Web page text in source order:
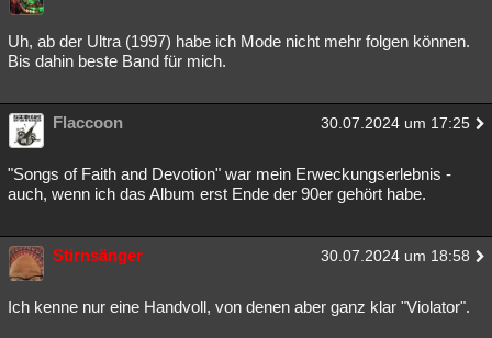
Uh, ab der Ultra (1997) habe ich Mode nicht mehr folgen können.
Bis dahin beste Band für mich.
Flaccoon 30.07.2024 um 17:25
"Songs of Faith and Devotion" war mein Erweckungserlebnis -
auch, wenn ich das Album erst Ende der 90er gehört habe.
Stirnsänger 30.07.2024 um 18:58
Ich kenne nur eine Handvoll, von denen aber ganz klar "Violator".